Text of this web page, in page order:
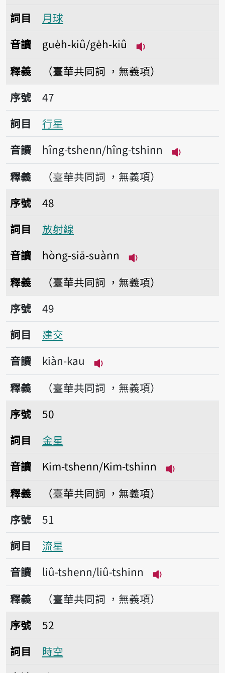
詞目
月球
音讀
gue̍h-kiû/ge̍h-kiû
釋義
（臺華共同詞 ，無義項）
序號47行星
序號
47
詞目
行星
音讀
hîng-tshenn/hîng-tshinn
播放音讀
釋義
（臺華共同詞 ，無義項）
序號48放射線
序號
48
詞目
放射線
音讀
hòng-siā-suànn
釋義
（臺華共同詞 ，無義項）
序號49建交
序號
49
詞目
建交
音讀
kiàn-kau
播放音讀kiàn-kau
釋義
（臺華共同詞 ，無義項）
序號50金星
序號
50
詞目
金星
音讀
Kim-tshenn/Kim-tshinn
釋義
（臺華共同詞 ，無義項）
序號51流星
序號
51
詞目
流星
音讀
liû-tshenn/liû-tshinn
播放音讀liû-
釋義
（臺華共同詞 ，無義項）
序號52時空
序號
52
詞目
時空